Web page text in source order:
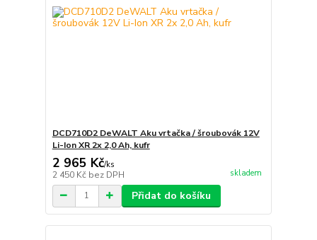
DCD710D2 DeWALT Aku vrtačka / šroubovák 12V
Li-Ion XR 2x 2,0 Ah, kufr
2 965 Kč/ks
2 450 Kč bez DPH skladem
Přidat do košíku